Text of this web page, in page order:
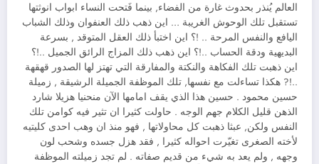
العالم يُنذر بحدوث غارة من الفضاء, بينما فَتحت النساء ابواب انوثتها
تستقبل تلك الوحوش الغريبة … اين ذهب ذلك العنفوان وذلك الشباب
اليافع والنفس المرحة .. !؟ اين اختبأ ذلك العقل المتوقد , بسرعة
البديهية ودقة الحساب ..!؟ اين ذهب ذلك المزاج الرائق الجميل ..!؟
اين ذهبت تلك الفكاهة والنكتة والمفارقة التي تهتز لها الصدور قهقهة
..!? هكذا تساءلت مع نفسها, تلك الموظفة الجميلة الرشيقة , زميلة
حسين محمود . حسين هذا الذي يقف امامها الآن منحنيا هزيلا شارد
الذهن قليل الكلام جهم الوجه . حاولت كثيرا ان تثير فيه كوامن تلك
النفس ولكن, عبثا ذهبت كل محاولاتها , فهو منذ ان وهب احدى كليتيه
لأخته الصغرى تغيّرت احواله كثيرا , فقد هزل جسده وشحب لون
وجهه , ولم يعد به شيء من قديم صفاته . لم تجد زميلته الموظفة